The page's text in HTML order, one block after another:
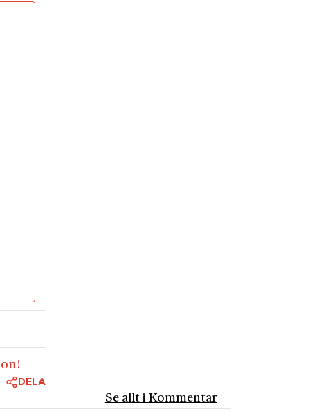
att ha
en
av
när
bara
med
DELA
Se allt i Kommentar